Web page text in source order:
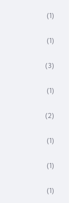
(1)
(1)
(3)
(1)
(2)
(1)
(1)
(1)